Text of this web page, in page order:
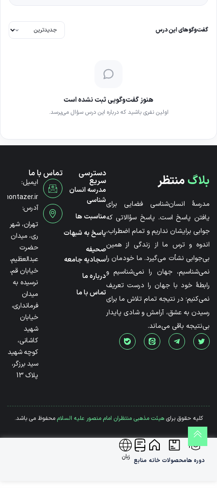
گفت‌وگوهای این درس
هنوز گفت‌وگویی ثبت نشده است
اولین نفری باشید که درباره این درس سؤال می‌پرسد.
بلاگمنتظر
مدرسۀ انسان‌شناسی فضایی برای
یافتن پاسخ است. پاسخ سؤالاتی که
جوابی برایشان نداریم و تمام اضطراب،
اندوه و ترس ما از زندگی از همین
بی‌جوابی نشأت می‌گیرد. ما خودمان را
نمی‌شناسیم، جهان را نمی‌شناسیم و
رابطۀ خود با جهان را درست تعریف
نمی‌کنیم؛ در نتیجه تمام تلاش ما برای
رسیدن به عشق، آرامش و شادی پایدار
بی‌نتیجه باقی می‌ماند.
دسترسی
سریع
مدرسه انسان
شناسی
مناسبت ها
پاسخ به شبهات
صحیفه
سجادیه جامعه
درباره ما
تماس با ما
تماس با ما
ایمیل:
آدرس:
تهران، شهر
ری، میدان
حضرت
عبدالعظیم،
خیابان قم،
نرسیده به
میدان
فرمانداری،
خیابان
شهید
کاشانی،
کوچه شهید
سید برزگر،
پلاک 13
کلیه حقوق برایهیئت مذهبی منتظران امام منصور علیه السلاممحفوظ می باشد.
دوره هامحصولات خانه منابع زبان